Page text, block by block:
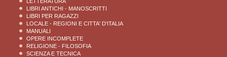
LIBRI ANTICHI - MANOSCRITTI
LIBRI PER RAGAZZI
LOCALE - REGIONI E CITTA' D'ITALIA
MANUALI
OPERE INCOMPLETE
RELIGIONE - FILOSOFIA
SCIENZA E TECNICA